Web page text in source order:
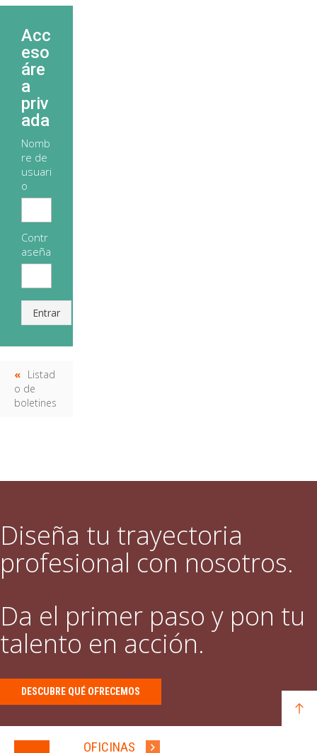
Acc
eso
áre
a
priv
ada
Nomb
re de
usuari
o
Contr
aseña
Entrar
Listad
o de
boletines
Diseña tu trayectoria
profesional con nosotros.
Da el primer paso y pon tu
talento en acción.
DESCUBRE QUÉ OFRECEMOS
OFICINAS